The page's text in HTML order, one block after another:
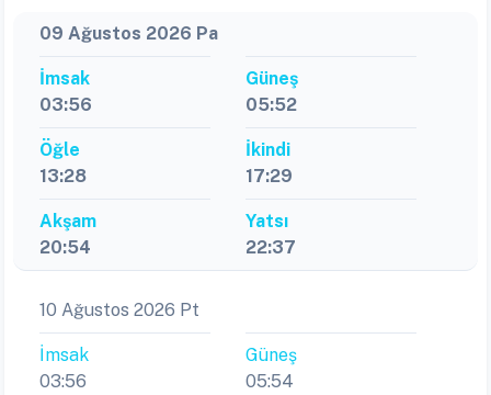
09 Ağustos 2026 Pa
İmsak
03:56
Güneş
05:52
Öğle
13:28
İkindi
17:29
Akşam
20:54
Yatsı
22:37
10 Ağustos 2026 Pt
İmsak
03:56
Güneş
05:54